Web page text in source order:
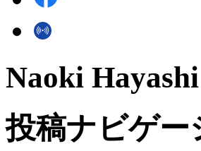
Naoki Hayashi
投稿ナビゲー